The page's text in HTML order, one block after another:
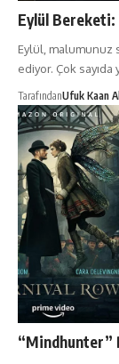
Eylül
Eylül,
ediyor. Çok sayıda
TarafındanUfuk Kaan
“Mindhunter”